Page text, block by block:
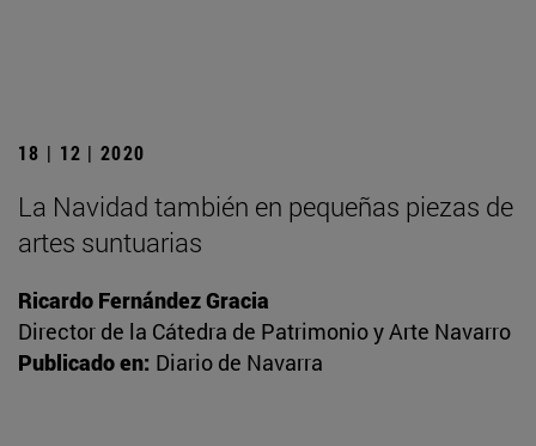
18 | 12 | 2020
La Navidad también en pequeñas piezas de
artes suntuarias
Ricardo Fernández Gracia
Director de la Cátedra de Patrimonio y Arte Navarro
Publicado en: Diario de Navarra